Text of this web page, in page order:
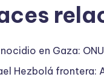
en Gaza:
Hezbolá frontera: